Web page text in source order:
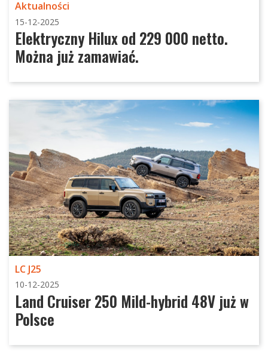
Aktualności
15-12-2025
Elektryczny Hilux od 229 000 netto.
Można już zamawiać.
LC J25
10-12-2025
Land Cruiser 250 Mild-hybrid 48V już w
Polsce